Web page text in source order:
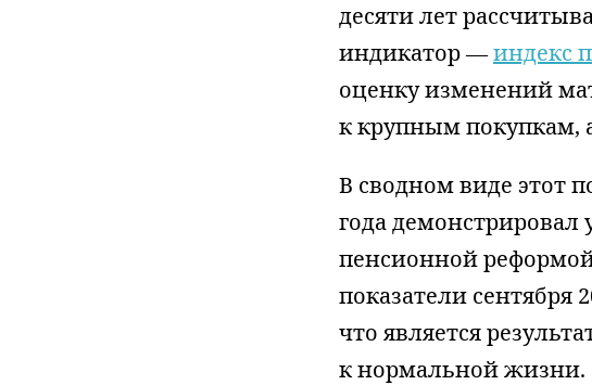
десяти лет
индикатор —индекс
оценку изменений
к крупным покупкам,
В сводном виде этот
года
пенсионной
показатели сентября
что является
к нормальной жизни.